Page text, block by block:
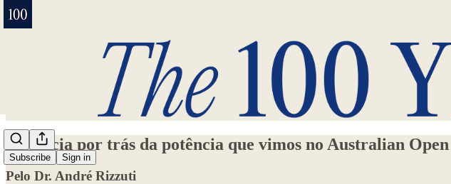
Subscribe Sign in
A ciência por trás da potência que vimos no Australian Open
Pelo Dr. André Rizzuti